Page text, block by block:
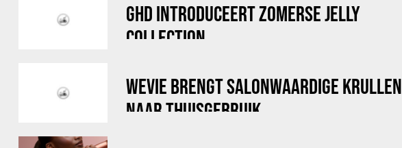
GHD INTRODUCEERT ZOMERSE JELLY
COLLECTION
WEVIE BRENGT SALONWAARDIGE KRULLEN
NAAR THUISGEBRUIK